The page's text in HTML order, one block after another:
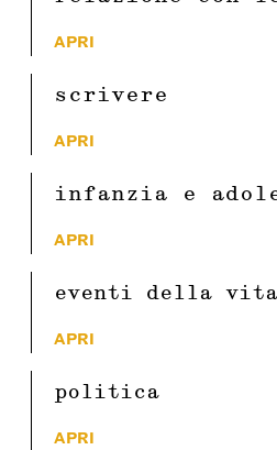
APRI
scrivere
APRI
infanzia e
APRI
eventi della vita
APRI
politica
APRI